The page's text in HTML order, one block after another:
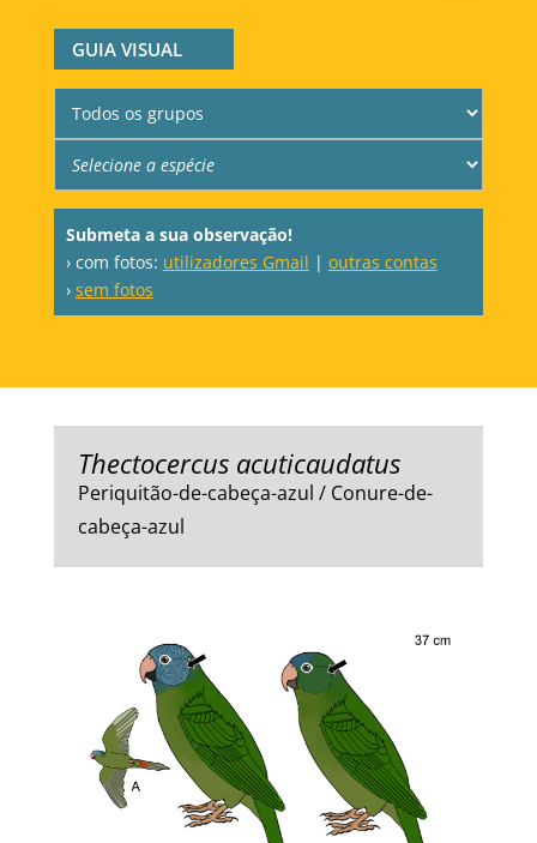
GUIA VISUAL
Submeta a sua observação!
› com fotos: utilizadores Gmail | outras contas
› sem fotos
Thectocercus acuticaudatus
Periquitão-de-cabeça-azul / Conure-de-
cabeça-azul